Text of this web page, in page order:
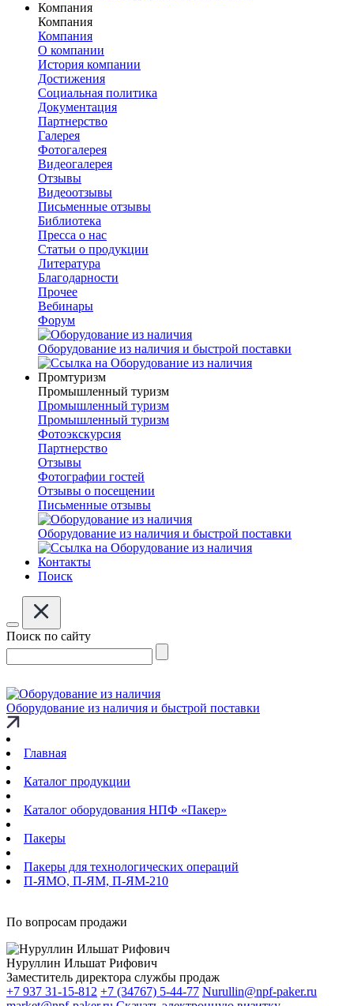
Компания
Компания
Компания
О компании
История компании
Достижения
Социальная политика
Документация
Партнерство
Галерея
Фотогалерея
Видеогалерея
Отзывы
Видеоотзывы
Письменные отзывы
Библиотека
Пресса о нас
Статьи о продукции
Литература
Благодарности
Прочее
Вебинары
Форум
Оборудование из наличия и быстрой поставки
Промтуризм
Промышленный туризм
Промышленный туризм
Промышленный туризм
Фотоэкскурсия
Партнерство
Отзывы
Фотографии гостей
Отзывы о посещении
Письменные отзывы
Оборудование из наличия и быстрой поставки
Контакты
Поиск
Поиск по сайту
Оборудование из наличия и быстрой поставки
Главная
Каталог продукции
Каталог оборудования НПФ «Пакер»
Пакеры
Пакеры для технологических операций
П-ЯМО, П-ЯМ, П-ЯМ-210
По вопросам продажи
Нуруллин Ильшат Рифович
Заместитель директора службы продаж
+7 937 31-15-812 +7 (34767) 5-44-77 Nurullin@npf-paker.ru